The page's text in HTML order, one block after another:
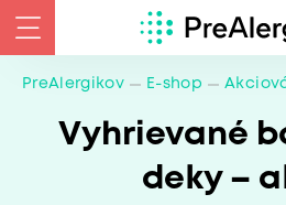
PreAlergikov E-shop
Vyhrievané
deky –